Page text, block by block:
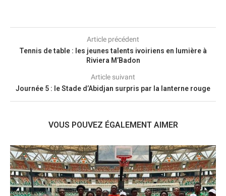
Article précédent
Tennis de table : les jeunes talents ivoiriens en lumière à
Riviera M’Badon
Article suivant
Journée 5 : le Stade d’Abidjan surpris par la lanterne rouge
VOUS POUVEZ ÉGALEMENT AIMER